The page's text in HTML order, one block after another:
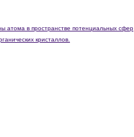
атома в пространстве потенциальных сфер
кристаллов.